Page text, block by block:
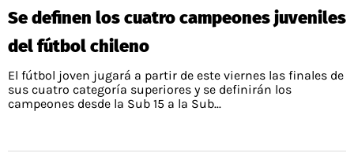
PUBLICIDAD / ADS
CONTACTO
AD CHOICES
ENTREVISTAS
TABLA DE POSICIONES
APUESTAS
Se definen los cuatro campeones juveniles
del fútbol chileno
El fútbol joven jugará a partir de este viernes las finales de
sus cuatro categoría superiores y se definirán los
campeones desde la Sub 15 a la Sub...